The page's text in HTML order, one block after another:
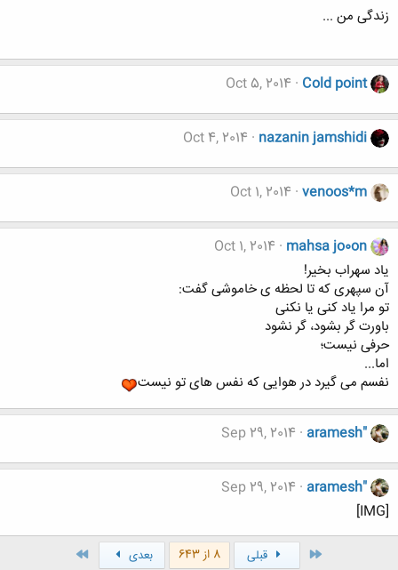
زندگی من ...
Cold point
Oct 5, 2014
nazanin jamshidi
Oct 4, 2014
venoos*m
Oct 1, 2014
mahsa jo0on
Oct 1, 2014
یاد سهراب بخیر!
آن سپهری که تا لحظه ی خاموشی گفت:
تو مرا یاد کنی یا نکنی
باورت گر بشود، گر نشود
حرفی نیست؛
اما...
نفسم می گیرد در هوایی که نفس های تو نیست
aramesh"
Sep 29, 2014
aramesh"
Sep 29, 2014
[IMG]
اول قبلی 8 از 643 بعدی